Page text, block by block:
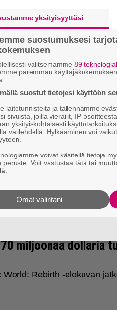
yksityisyyttäsi
suostumuksesi
valitsemamme 89
paremman
suostut tietojesi käyttöön
laitetunnisteita ja tallennamme
sivuista, joilla vierailit, IP-
yksityiskohtaisesti
välilehdellä. Hylkääminen voi
voivat käsitellä tietoja
peruste. Voit vastustaa tätä tai
Omat valintani